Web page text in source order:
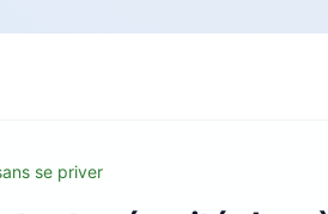
se priver